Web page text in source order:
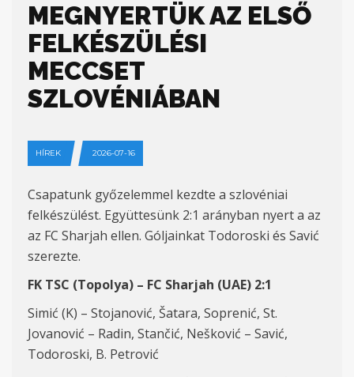
MEGNYERTÜK AZ ELSŐ
FELKÉSZÜLÉSI
MECCSET
SZLOVÉNIÁBAN
HÍREK 2026-07-16
Csapatunk győzelemmel kezdte a szlovéniai
felkészülést. Együttesünk 2:1 arányban nyert a az
az FC Sharjah ellen. Góljainkat Todoroski és Savić
szerezte.
FK TSC (Topolya) – FC Sharjah (UAE) 2:1
Simić (K) – Stojanović, Šatara, Soprenić, St.
Jovanović – Radin, Stančić, Nešković – Savić,
Todoroski, B. Petrović